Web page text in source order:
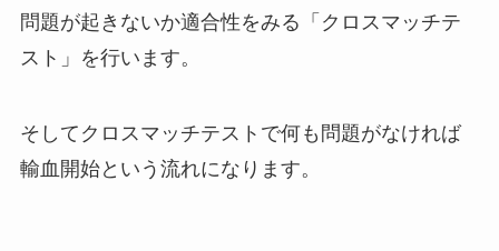
問題が起きないか適合性をみる「クロスマッチテ
スト」を行います。
そしてクロスマッチテストで何も問題がなければ
輸血開始という流れになります。